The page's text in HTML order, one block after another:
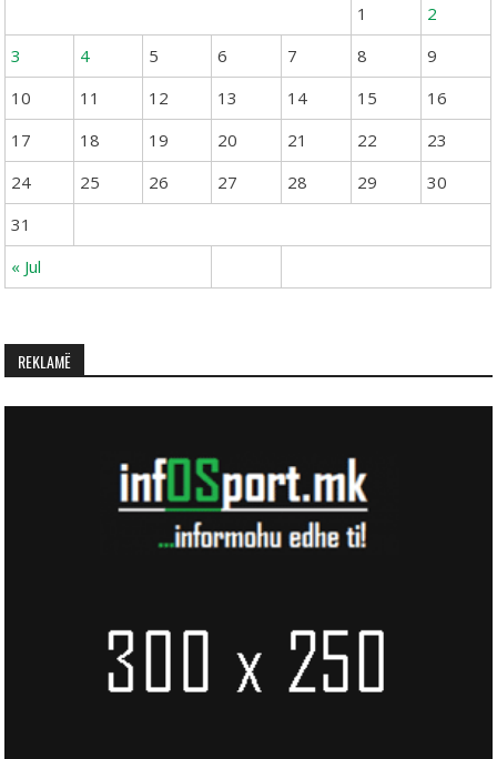
« Jul
1
2
3
4 5 6 7 8
9
10
11 12 13 14 15
16
17
18 19 20 21 22
23
24
25 26 27 28 29
30
31
REKLAMË